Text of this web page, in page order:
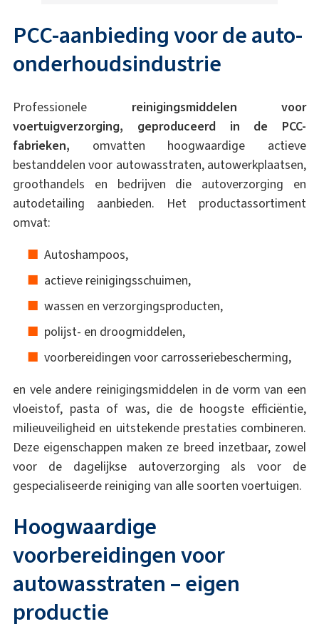
PCC-aanbieding voor de auto-
onderhoudsindustrie
Professionele reinigingsmiddelen voor
voertuigverzorging, geproduceerd in de PCC-
fabrieken, omvatten hoogwaardige actieve
bestanddelen voor autowasstraten, autowerkplaatsen,
groothandels en bedrijven die autoverzorging en
autodetailing aanbieden. Het productassortiment
omvat:
Autoshampoos,
actieve reinigingsschuimen,
wassen en verzorgingsproducten,
polijst- en droogmiddelen,
voorbereidingen voor carrosseriebescherming,
en vele andere reinigingsmiddelen in de vorm van een
vloeistof, pasta of was, die de hoogste efficiëntie,
milieuveiligheid en uitstekende prestaties combineren.
Deze eigenschappen maken ze breed inzetbaar, zowel
voor de dagelijkse autoverzorging als voor de
gespecialiseerde reiniging van alle soorten voertuigen.
Hoogwaardige
voorbereidingen voor
autowasstraten – eigen
productie